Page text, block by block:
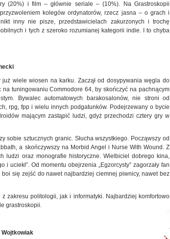
(20%) i film – głównie seriale – (10%). Na Grastroskopii
kolegów ordynatorów, rzecz jasna – o grach i
inny nie pisze, przedstawicielach zakurzonych i trochę
i tych z szeroko rozumianej kategorii indie. I to chyba
już wiele wiosen na karku. Zaczął od dosypywania węgla do
na tuningowaniu Commodore 64, by skończyć na pachnącym
Bywalec automatowych barakosalonów, nie stroni od
rpg, fpp i wielu innych podgatunków. Podejrzewany o bycie
mającym zastąpić ludzi, gdyż przechodzi cztery gry w
sobie sztucznych granic. Słucha wszystkiego. Począwszy od
a skończywszy na Morbid Angel i Nurse With Wound. Z
ludzi oraz monografie historyczne. Wielbiciel dobrego kina,
uciekł”. Od momentu obejrzenia „Egzorcysty” zagorzały fan
się zejść do nawet najbardziej ciemnej piwnicy, nawet bez
z zakresu politologii, jak i informatyki. Najbardziej komfortowo
grastroskopii.
Wojtkowiak